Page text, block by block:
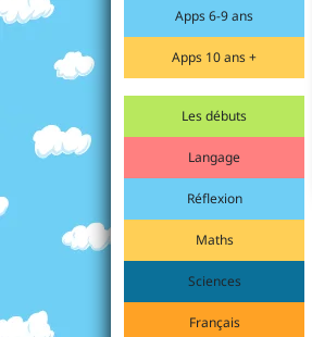
Apps 6-9 ans
Apps 10 ans +
Les débuts
Langage
Réflexion
Maths
Sciences
Français